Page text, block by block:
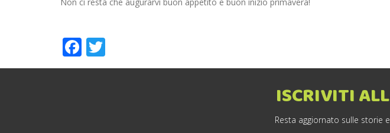
Facebook
ISCRIVITI
Resta aggiornato sulle storie